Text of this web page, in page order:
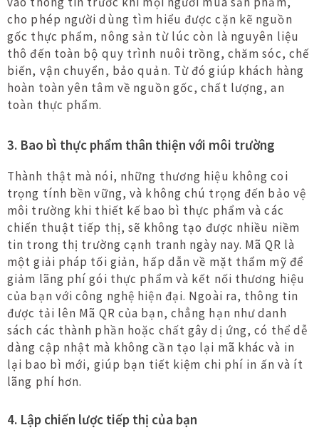
cho phép người dùng tìm hiểu được cặn kẽ nguồn
gốc thực phẩm, nông sản từ lúc còn là nguyên liệu
thô đến toàn bộ quy trình nuôi trồng, chăm sóc, chế
biến, vận chuyển, bảo quản. Từ đó giúp khách hàng
hoàn toàn yên tâm về nguồn gốc, chất lượng, an
toàn thực phẩm.
3. Bao bì thực phẩm thân thiện với môi trường
Thành thật mà nói, những thương hiệu không coi
trọng tính bền vững, và không chú trọng đến bảo vệ
môi trường khi thiết kế bao bì thực phẩm và các
chiến thuật tiếp thị, sẽ không tạo được nhiều niềm
tin trong thị trường cạnh tranh ngày nay. Mã QR là
một giải pháp tối giản, hấp dẫn về mặt thẩm mỹ để
giảm lãng phí gói thực phẩm và kết nối thương hiệu
của bạn với công nghệ hiện đại. Ngoài ra, thông tin
được tải lên Mã QR của bạn, chẳng hạn như danh
sách các thành phần hoặc chất gây dị ứng, có thể dễ
dàng cập nhật mà không cần tạo lại mã khác và in
lại bao bì mới, giúp bạn tiết kiệm chi phí in ấn và ít
lãng phí hơn.
4. Lập chiến lược tiếp thị của bạn